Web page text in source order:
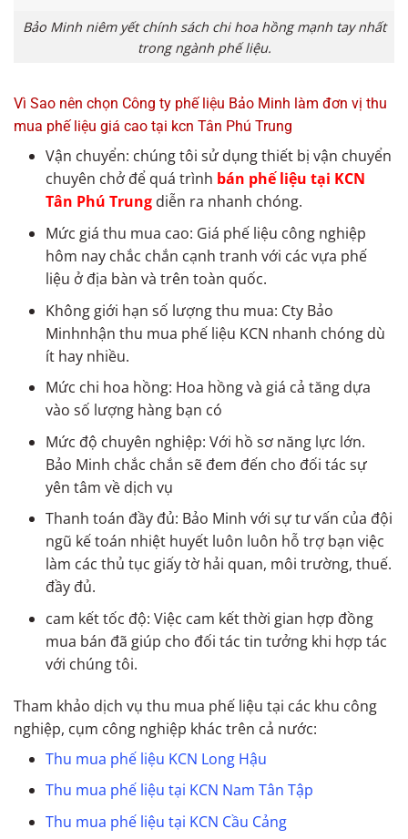
Bảo Minh niêm yết chính sách chi hoa hồng mạnh tay nhất
trong ngành phế liệu.
Vì Sao nên chọn Công ty phế liệu Bảo Minh làm đơn vị thu
mua phế liệu giá cao tại kcn Tân Phú Trung
Vận chuyển: chúng tôi sử dụng thiết bị vận chuyển
chuyên chở để quá trình bán phế liệu tại KCN
Tân Phú Trung diễn ra nhanh chóng.
Mức giá thu mua cao: Giá phế liệu công nghiệp
hôm nay chắc chắn cạnh tranh với các vựa phế
liệu ở địa bàn và trên toàn quốc.
Không giới hạn số lượng thu mua: Cty Bảo
Minhnhận thu mua phế liệu KCN nhanh chóng dù
ít hay nhiều.
Mức chi hoa hồng: Hoa hồng và giá cả tăng dựa
vào số lượng hàng bạn có
Mức độ chuyên nghiệp: Với hồ sơ năng lực lớn.
Bảo Minh chắc chắn sẽ đem đến cho đối tác sự
yên tâm về dịch vụ
Thanh toán đầy đủ: Bảo Minh với sự tư vấn của đội
ngũ kế toán nhiệt huyết luôn luôn hỗ trợ bạn việc
làm các thủ tục giấy tờ hải quan, môi trường, thuế.
đầy đủ.
cam kết tốc độ: Việc cam kết thời gian hợp đồng
mua bán đã giúp cho đối tác tin tưởng khi hợp tác
với chúng tôi.
Tham khảo dịch vụ thu mua phế liệu tại các khu công
nghiệp, cụm công nghiệp khác trên cả nước:
Thu mua phế liệu KCN Long Hậu
Thu mua phế liệu tại KCN Nam Tân Tập
Thu mua phế liệu tại KCN Cầu Cảng